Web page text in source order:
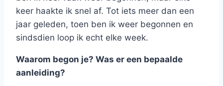
keer haakte ik snel af. Tot iets meer dan een
jaar geleden, toen ben ik weer begonnen en
sindsdien loop ik echt elke week.
Waarom begon je? Was er een bepaalde
aanleiding?